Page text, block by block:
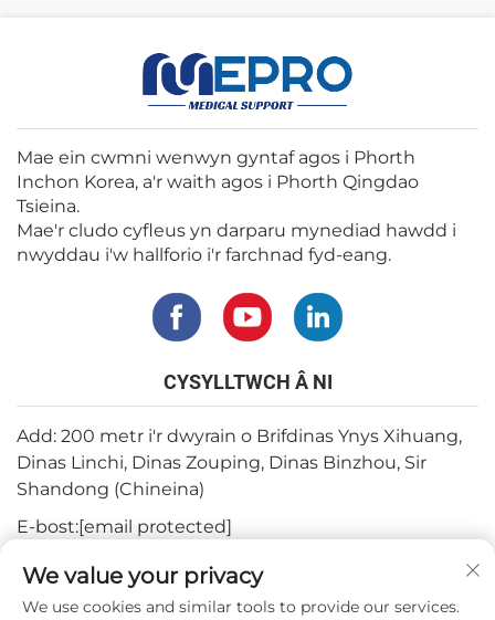
Mae ein cwmni wenwyn gyntaf agos i Phorth
Inchon Korea, a'r waith agos i Phorth Qingdao
Tsieina.
Mae'r cludo cyfleus yn darparu mynediad hawdd i
nwyddau i'w hallforio i'r farchnad fyd-eang.
CYSYLLTWCH Â NI
Add: 200 metr i'r dwyrain o Brifdinas Ynys Xihuang,
Dinas Linchi, Dinas Zouping, Dinas Binzhou, Sir
Shandong (Chineina)
E-bost:[email protected]
Ffôn:
+82-3180427370
Ffôn: +86-15564344404
We value your privacy
We use cookies and similar tools to provide our services.